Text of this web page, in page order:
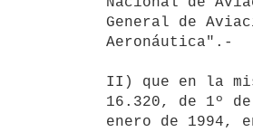
General de
Aeronáutica".-
II) que en la
16.320, de 1º
enero de 1994,